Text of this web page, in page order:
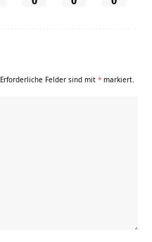
Erforderliche Felder sind mit * markiert.